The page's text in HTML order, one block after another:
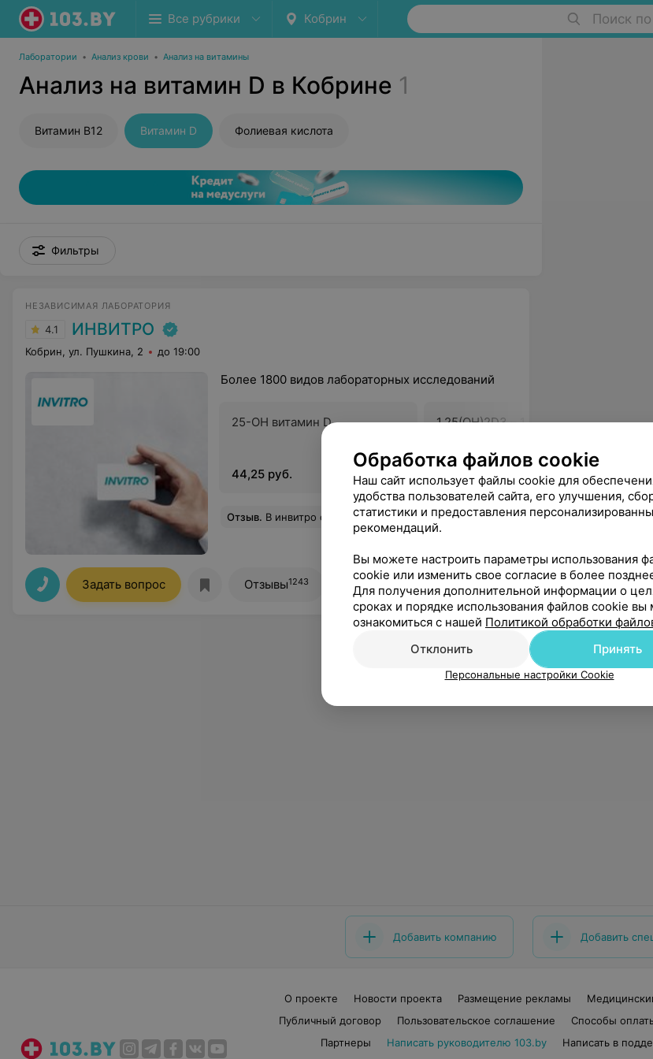
Все рубрики Кобрин Поиск
Лаборатории • Анализ крови • Анализ на витамины
Анализ на витамин D в Кобрине 1
Витамин В12 Витамин D Фолиевая кислота
Фильтры
НЕЗАВИСИМАЯ ЛАБОРАТОРИЯ
4.1 ИНВИТРО
Кобрин, ул. Пушкина, 2 до 19:00
Более 1800 видов лабораторных исследований
25-ОН витамин D
44,25 руб.
1,25(OH)2D3 – 1,25-
138,25 руб.
Отзыв. В инвитро обращаюсь не в первый раз. Здесь оказались очень милые сотрудники. Мне все понятно разъяснили по анализам. Медсестра уколола я даже не почувствовал. Отличная лаборатория! Рекомендую! Еще
Задать вопрос Отзывы1243 Все адреса
Добавить компанию Добавить
О проекте Новости проекта Размещение рекламы
Публичный договор
Пользовательское соглашение Способы
Партнеры
Написать руководителю 103.by
Написать в
Обработка файлов cookie
Наш сайт использует файлы cookie для
удобства пользователей сайта, его улучшения,
статистики и предоставления
рекомендаций.
Вы можете настроить параметры использования
cookie или изменить свое согласие в более
Для получения дополнительной информации о
сроках и порядке использования файлов cookie
ознакомиться с нашей Политикой обработки
Отклонить
Принять
Персональные настройки Cookie